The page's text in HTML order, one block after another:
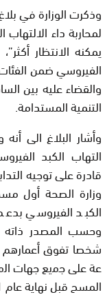
وذكرت الوزارة في
لمحاربة داء
يمكنه الانتظار
التنمية المستدامة.
وأشار البلاغ الى
التهاب الكبد
قادرة على توجيه
وزارة الصحة أول
الكبد الفيروسي
عة على ﺟﻣﯾﻊ جهات
المسح قبل نهاية عام 2021.